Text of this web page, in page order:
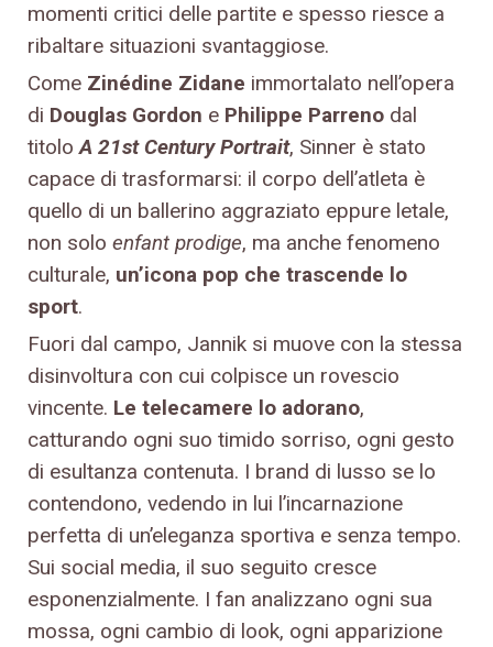
momenti critici delle partite e spesso riesce a
ribaltare situazioni svantaggiose.
Come Zinédine Zidane immortalato nell’opera
di Douglas Gordon e Philippe Parreno dal
titoloA 21st Century Portrait, Sinner è stato
capace di trasformarsi: il corpo dell’atleta è
quello di un ballerino aggraziato eppure letale,
non solo enfant prodige, ma anche fenomeno
culturale, un’icona pop che trascende lo
sport.
Fuori dal campo, Jannik si muove con la stessa
disinvoltura con cui colpisce un rovescio
vincente. Le telecamere lo adorano,
catturando ogni suo timido sorriso, ogni gesto
di esultanza contenuta. I brand di lusso se lo
contendono, vedendo in lui l’incarnazione
perfetta di un’eleganza sportiva e senza tempo.
Sui social media, il suo seguito cresce
esponenzialmente. I fan analizzano ogni sua
mossa, ogni cambio di look, ogni apparizione